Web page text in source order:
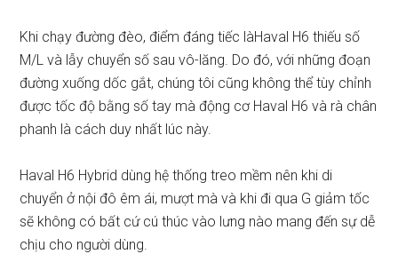
Khi chạy đường đèo, điểm đáng tiếc làHaval H6 thiếu số
M/L và lẫy chuyển số sau vô-lăng. Do đó, với những đoạn
đường xuống dốc gắt, chúng tôi cũng không thể tùy chỉnh
được tốc độ bằng số tay mà động cơ Haval H6 và rà chân
phanh là cách duy nhất lúc này.
Haval H6 Hybrid dùng hệ thống treo mềm nên khi di
chuyển ở nội đô êm ái, mượt mà và khi đi qua G giảm tốc
sẽ không có bất cứ cú thúc vào lưng nào mang đến sự dễ
chịu cho người dùng.